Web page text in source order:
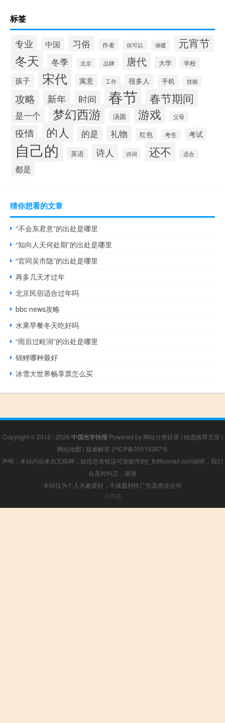
标签
专业 中国 习俗 作者 你可以 保暖 元宵节
冬天 冬季 北京 品牌 唐代 大学 学校
孩子 宋代 寓意 工作 很多人 手机 技能
攻略 新年 时间 春节 春节期间
是一个 梦幻西游 汤圆 游戏 父母
疫情 的人 的是 礼物 红包 考生 考试
自己的 英语 诗人 诗词 还不 适合
都是
猜你想看的文章
“不会东君意”的出处是哪里
“知向人天何处期”的出处是哪里
“官同吴市隐”的出处是哪里
再多几天才过年
北京民宿适合过年吗
bbc news攻略
水果早餐冬天吃好吗
“雨后过畦润”的出处是哪里
锦鲤哪种最好
冰雪大世界畅享票怎么买
Copyright © 2012 - 2026 中国光学快报 Powered by 网站分类目录 | 精选推荐文章 |
网站地图 | 疑难解答 沪ICP备05015387号
声明：本站内容来自互联网，如信息有错误可发邮件到f_fb#foxmail.com说明，我们
会及时纠正，谢谢
本站仅为个人兴趣爱好，不接盈利性广告及商业合作
小男孩